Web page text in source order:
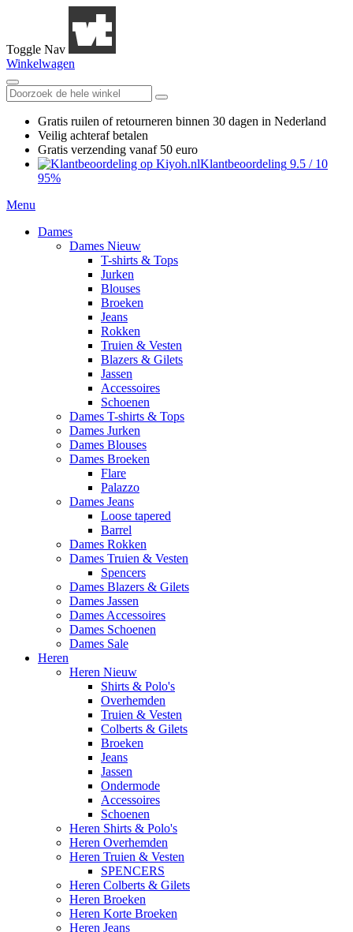
Toggle Nav
Winkelwagen
Gratis ruilen of retourneren binnen 30 dagen in Nederland
Veilig achteraf betalen
Gratis verzending vanaf 50 euro
Klantbeoordeling 9.5 / 10
95%
Menu
Dames
Dames Nieuw
T-shirts & Tops
Jurken
Blouses
Broeken
Jeans
Rokken
Truien & Vesten
Blazers & Gilets
Jassen
Accessoires
Schoenen
Dames T-shirts & Tops
Dames Jurken
Dames Blouses
Dames Broeken
Flare
Palazzo
Dames Jeans
Loose tapered
Barrel
Dames Rokken
Dames Truien & Vesten
Spencers
Dames Blazers & Gilets
Dames Jassen
Dames Accessoires
Dames Schoenen
Dames Sale
Heren
Heren Nieuw
Shirts & Polo's
Overhemden
Truien & Vesten
Colberts & Gilets
Broeken
Jeans
Jassen
Ondermode
Accessoires
Schoenen
Heren Shirts & Polo's
Heren Overhemden
Heren Truien & Vesten
SPENCERS
Heren Colberts & Gilets
Heren Broeken
Heren Korte Broeken
Heren Jeans